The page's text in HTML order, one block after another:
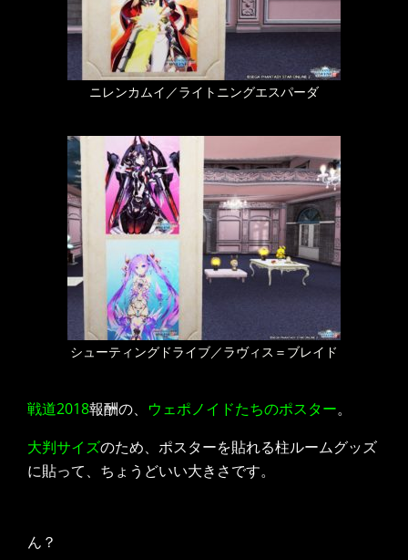
ニレンカムイ／ライトニングエスパーダ
シューティングドライブ／ラヴィス＝ブレイド
戦道2018報酬の、 ウェポノイドたちのポスター。
大判サイズのため、ポスターを貼れる柱ルームグッズ
に貼って、ちょうどいい大きさです。
ん？